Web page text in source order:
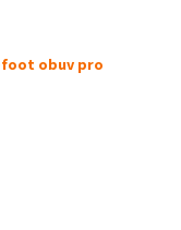
obuv pro